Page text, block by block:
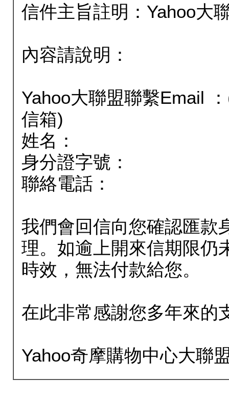
信件主旨註明：Yahoo大
內容請說明：
Yahoo大聯盟聯繫Email
信箱)
姓名：
身分證字號：
聯絡電話：
我們會回信向您確認匯款
理。如逾上開來信期限仍
時效，無法付款給您。
在此非常感謝您多年來的
Yahoo奇摩購物中心大